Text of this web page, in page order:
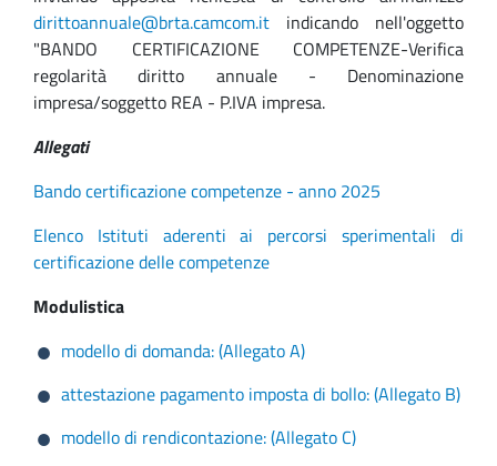
dirittoannuale@brta.camcom.it indicando nell'oggetto
"BANDO CERTIFICAZIONE COMPETENZE-Verifica
regolarità diritto annuale - Denominazione
impresa/soggetto REA - P.IVA impresa.
Allegati
Bando certificazione competenze - anno 2025
Elenco Istituti aderenti ai percorsi sperimentali di
certificazione delle competenze
Modulistica
modello di domanda: (Allegato A)
attestazione pagamento imposta di bollo: (Allegato B)
modello di rendicontazione: (Allegato C)